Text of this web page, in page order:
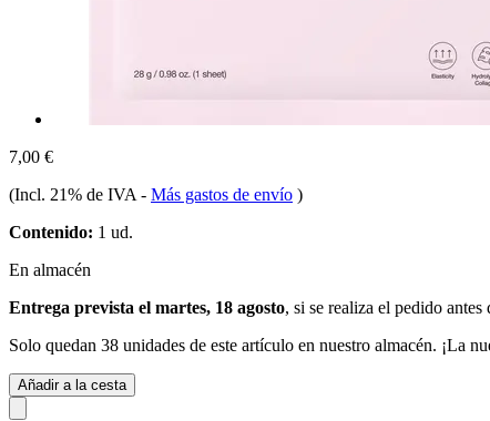
7,00 €
(Incl. 21% de IVA - Más gastos de envío )
Contenido: 1 ud.
En almacén
Entrega prevista el martes, 18 agosto, si se realiza el pedido antes
Solo quedan 38 unidades de este artículo en nuestro almacén. ¡La
Añadir a la cesta